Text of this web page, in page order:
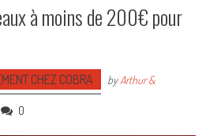
à moins de 200€ pour
CHEZ COBRA byArthur &
0